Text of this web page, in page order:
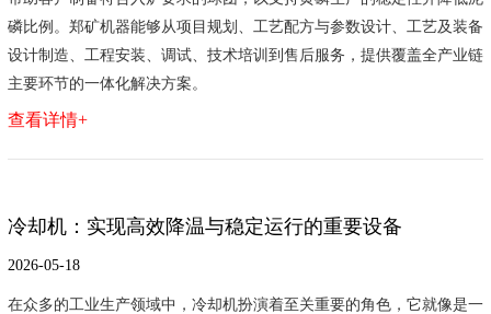
磷比例。郑矿机器能够从项目规划、工艺配方与参数设计、工艺及装备
设计制造、工程安装、调试、技术培训到售后服务，提供覆盖全产业链
主要环节的一体化解决方案。
查看详情+
冷却机：实现高效降温与稳定运行的重要设备
2026-05-18
在众多的工业生产领域中，冷却机扮演着至关重要的角色，它就像是一